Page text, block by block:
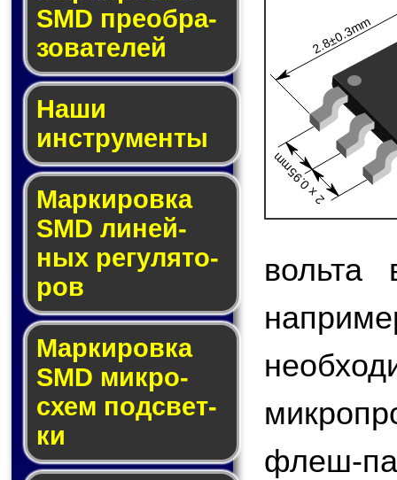
SMD пре­об­ра­
зо­ва­те­лей
Наши
инструменты
Маркировка
SMD ли­ней­
ных ре­гу­ля­то­
ров
Маркировка
SMD мик­ро­
схем под­свет­
ки
2.8±0.3mm
2 x 0.95mm
вольта